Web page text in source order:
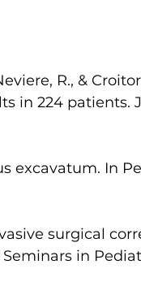
R., &
in 224 patients.
excavatum. In
surgical
in